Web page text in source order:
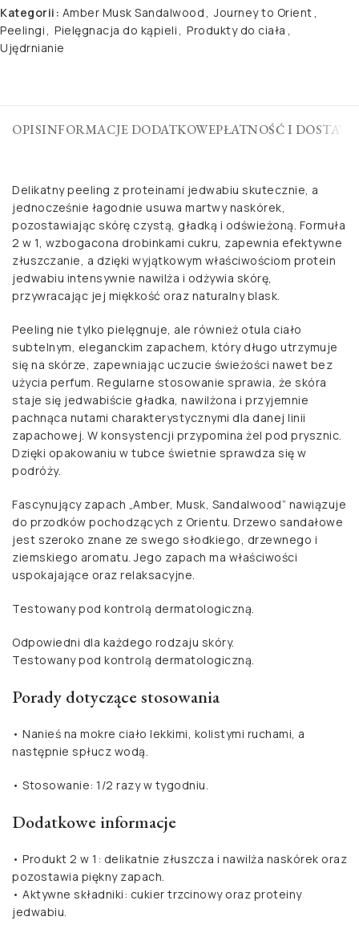
Kategorii: Amber Musk Sandalwood, Journey to Orient,
Peelingi, Pielęgnacja do kąpieli, Produkty do ciała ,
Ujędrnianie
OPISINFORMACJE DODATKOWEPŁATNOŚĆ I DOSTAWA
Delikatny peeling z proteinami jedwabiu skutecznie, a
jednocześnie łagodnie usuwa martwy naskórek,
pozostawiając skórę czystą, gładką i odświeżoną. Formuła
2 w 1, wzbogacona drobinkami cukru, zapewnia efektywne
złuszczanie, a dzięki wyjątkowym właściwościom protein
jedwabiu intensywnie nawilża i odżywia skórę,
przywracając jej miękkość oraz naturalny blask.
Peeling nie tylko pielęgnuje, ale również otula ciało
subtelnym, eleganckim zapachem, który długo utrzymuje
się na skórze, zapewniając uczucie świeżości nawet bez
użycia perfum. Regularne stosowanie sprawia, że skóra
staje się jedwabiście gładka, nawilżona i przyjemnie
pachnąca nutami charakterystycznymi dla danej linii
zapachowej. W konsystencji przypomina żel pod prysznic.
Dzięki opakowaniu w tubce świetnie sprawdza się w
podróży.
Fascynujący zapach „Amber, Musk, Sandalwood” nawiązuje
do przodków pochodzących z Orientu. Drzewo sandałowe
jest szeroko znane ze swego słodkiego, drzewnego i
ziemskiego aromatu. Jego zapach ma właściwości
uspokajające oraz relaksacyjne.
Testowany pod kontrolą dermatologiczną.
Odpowiedni dla każdego rodzaju skóry.
Testowany pod kontrolą dermatologiczną.
Porady dotyczące stosowania
• Nanieś na mokre ciało lekkimi, kolistymi ruchami, a
następnie spłucz wodą.
• Stosowanie: 1/2 razy w tygodniu.
Dodatkowe informacje
• Produkt 2 w 1: delikatnie złuszcza i nawilża naskórek oraz
pozostawia piękny zapach.
• Aktywne składniki: cukier trzcinowy oraz proteiny
jedwabiu.